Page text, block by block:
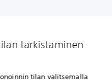
tarkistaminen
tilan valitsemalla